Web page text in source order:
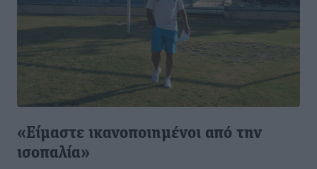
«Είμαστε ικανοποιημένοι από την
ισοπαλία»